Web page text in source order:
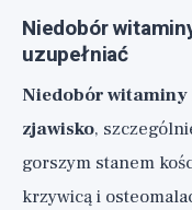
Niedobór
uzupełniać
Niedobór witaminy
zjawisko,
gorszym stanem
krzywicą i